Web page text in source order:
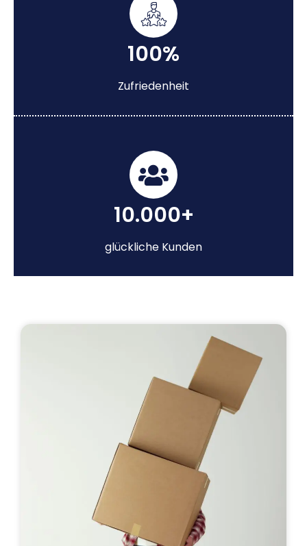
100%
Zufriedenheit
10.000+
glückliche Kunden